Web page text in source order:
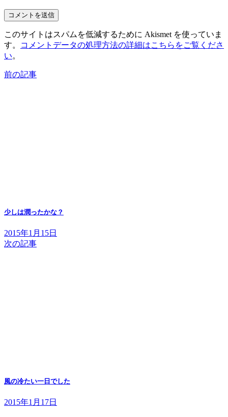
このサイトはスパムを低減するために Akismet を使っていま
す。
コメントデータの処理方法の詳細はこちらをご覧くださ
い。
前の記事
少しは潤ったかな？
2015年1月15日
次の記事
風の冷たい一日でした
2015年1月17日